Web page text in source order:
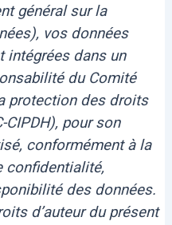
général sur la
vos données
intégrées dans un
du Comité
protection des droits
CIPDH), pour son
conformément à la
confidentialité,
des données.
d’auteur du présent